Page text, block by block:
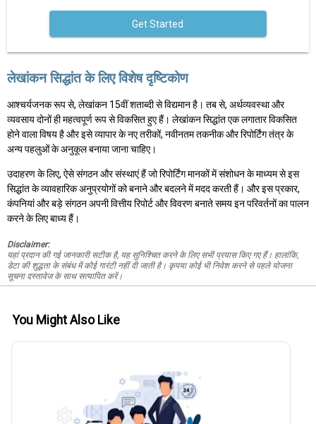
Get Started
लेखांकन सिद्धांत के लिए विशेष दृष्टिकोण
आश्चर्यजनक रूप से, लेखांकन 15वीं शताब्दी से विद्यमान है। तब से, अर्थव्यवस्था और
व्यवसाय दोनों ही महत्वपूर्ण रूप से विकसित हुए हैं। लेखांकन सिद्धांत एक लगातार विकसित
होने वाला विषय है और इसे व्यापार के नए तरीकों, नवीनतम तकनीक और रिपोर्टिंग तंत्र के
अन्य पहलुओं के अनुकूल बनाया जाना चाहिए।
उदाहरण के लिए, ऐसे संगठन और संस्थाएं हैं जो रिपोर्टिंग मानकों में संशोधन के माध्यम से इस
सिद्धांत के व्यावहारिक अनुप्रयोगों को बनाने और बदलने में मदद करती हैं। और इस प्रकार,
कंपनियां और बड़े संगठन अपनी वित्तीय रिपोर्ट और विवरण बनाते समय इन परिवर्तनों का पालन
करने के लिए बाध्य हैं।
Disclaimer:
यहां प्रदान की गई जानकारी सटीक है, यह सुनिश्चित करने के लिए सभी प्रयास किए गए हैं। हालांकि,
डेटा की शुद्धता के संबंध में कोई गारंटी नहीं दी जाती है। कृपया कोई भी निवेश करने से पहले योजना
सूचना दस्तावेज के साथ सत्यापित करें।
You Might Also Like